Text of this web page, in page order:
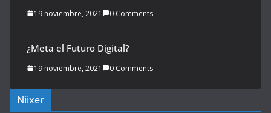
19 noviembre, 2021 0 Comments
¿Meta el Futuro Digital?
19 noviembre, 2021 0 Comments
Niixer